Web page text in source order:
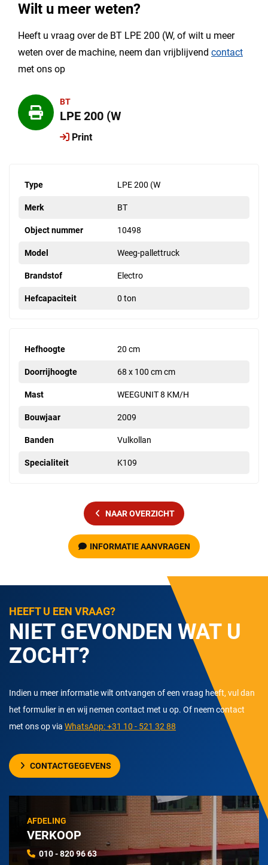
Wilt u meer weten?
Heeft u vraag over de BT LPE 200 (W, of wilt u meer
weten over de machine, neem dan vrijblijvend contact
met ons op
BT
LPE 200 (W
Print
Type LPE 200 (W
Merk BT
Object nummer 10498
Model Weeg-pallettruck
Brandstof Electro
Hefcapaciteit 0 ton
Hefhoogte 20 cm
Doorrijhoogte 68 x 100 cm cm
Mast WEEGUNIT 8 KM/H
Bouwjaar 2009
Banden Vulkollan
Specialiteit K109
NAAR OVERZICHT
INFORMATIE AANVRAGEN
HEEFT U EEN VRAAG?
NIET GEVONDEN WAT U
ZOCHT?
Indien u meer informatie wilt ontvangen of een vraag heeft, vul dan
het formulier in en wij nemen contact met u op. Of neem contact
met ons op via WhatsApp: +31 10 - 521 32 88
CONTACTGEGEVENS
AFDELING
VERKOOP
010 - 820 96 63